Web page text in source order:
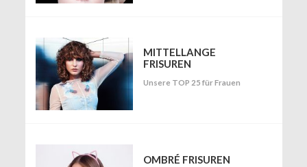
MITTELLANGE
FRISUREN
Unsere TOP 25 für Frauen
OMBRÉ FRISUREN